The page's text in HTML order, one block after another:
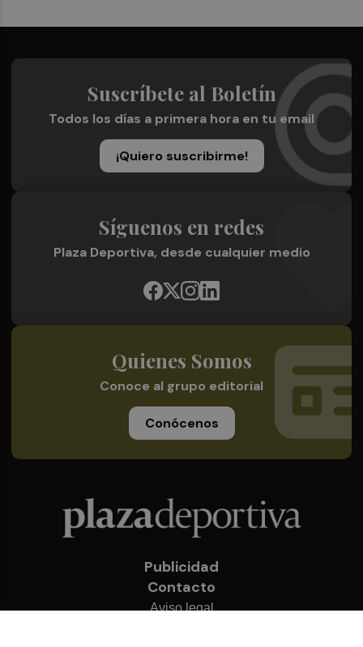
Suscríbete al Boletín
Todos los días a primera hora en tu email
¡Quiero suscribirme!
Síguenos en redes
Plaza Deportiva, desde cualquier medio
Quienes Somos
Conoce al grupo editorial
Conócenos
Publicidad
Contacto
Aviso legal